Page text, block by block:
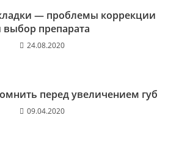
— проблемы коррекции
выбор препарата
24.08.2020
перед увеличением губ
09.04.2020